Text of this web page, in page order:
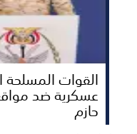
القوات المسلحة
عسكرية ضد
حازم